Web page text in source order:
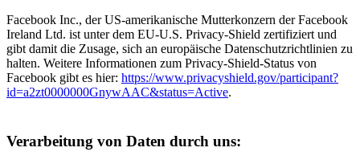
Facebook Inc., der US-amerikanische Mutterkonzern der Facebook
Ireland Ltd. ist unter dem EU-U.S. Privacy-Shield zertifiziert und
gibt damit die Zusage, sich an europäische Datenschutzrichtlinien zu
halten. Weitere Informationen zum Privacy-Shield-Status von
Facebook gibt es hier: https://www.privacyshield.gov/participant?
id=a2zt0000000GnywAAC&status=Active.
Verarbeitung von Daten durch uns: